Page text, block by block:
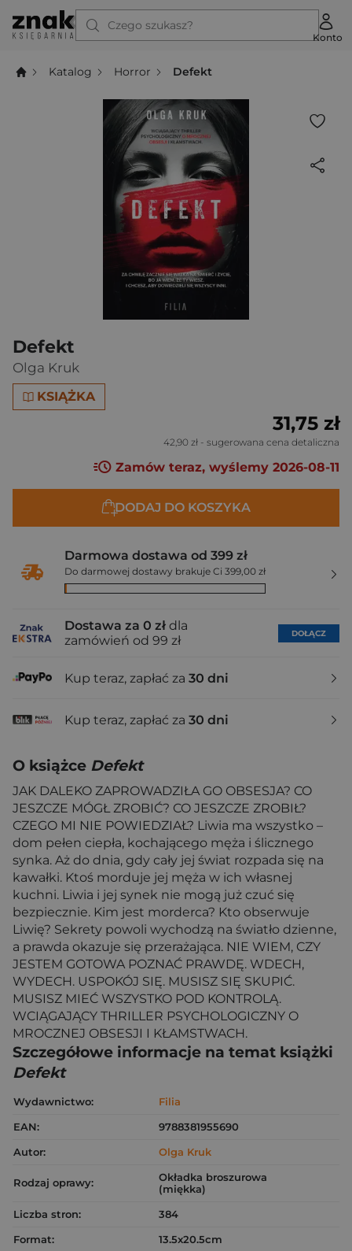
Czego szukasz?
Konto
Katalog Horror Defekt
Defekt
Olga Kruk
KSIĄŻKA
31,75 zł
42,90 zł - sugerowana cena detaliczna
Zamów teraz, wyślemy 2026-08-11
DODAJ DO KOSZYKA
Darmowa dostawa od 399 zł
Do darmowej dostawy brakuje Ci 399,00 zł
Dostawa za 0 zł dla
zamówień od 99 zł
DOŁĄCZ
Kup teraz, zapłać za 30 dni
Kup teraz, zapłać za 30 dni
O książce Defekt
JAK DALEKO ZAPROWADZIŁA GO OBSESJA? CO
JESZCZE MÓGŁ ZROBIĆ? CO JESZCZE ZROBIŁ?
CZEGO MI NIE POWIEDZIAŁ? Liwia ma wszystko –
dom pełen ciepła, kochającego męża i ślicznego
synka. Aż do dnia, gdy cały jej świat rozpada się na
kawałki. Ktoś morduje jej męża w ich własnej
kuchni. Liwia i jej synek nie mogą już czuć się
bezpiecznie. Kim jest morderca? Kto obserwuje
Liwię? Sekrety powoli wychodzą na światło dzienne,
a prawda okazuje się przerażająca. NIE WIEM, CZY
JESTEM GOTOWA POZNAĆ PRAWDĘ. WDECH,
WYDECH. USPOKÓJ SIĘ. MUSISZ SIĘ SKUPIĆ.
MUSISZ MIEĆ WSZYSTKO POD KONTROLĄ.
WCIĄGAJĄCY THRILLER PSYCHOLOGICZNY O
MROCZNEJ OBSESJI I KŁAMSTWACH.
Szczegółowe informacje na temat książki
Defekt
Wydawnictwo:
Filia
EAN:
9788381955690
Autor:
Olga Kruk
Rodzaj oprawy:
Okładka broszurowa
(miękka)
Liczba stron:
384
Format:
13.5x20.5cm